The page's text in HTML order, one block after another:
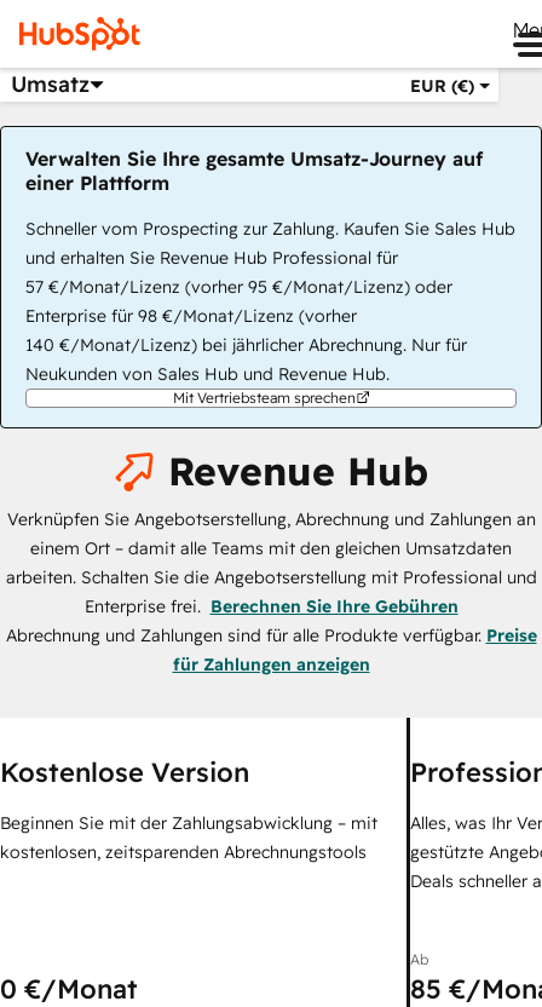
Umsatz EUR (€)
Verwalten Sie Ihre gesamte Umsatz-Journey auf
einer Plattform
Schneller vom Prospecting zur Zahlung. Kaufen Sie Sales Hub
und erhalten Sie Revenue Hub Professional für
57 €/Monat/Lizenz (vorher 95 €/Monat/Lizenz) oder
Enterprise für 98 €/Monat/Lizenz (vorher
140 €/Monat/Lizenz) bei jährlicher Abrechnung. Nur für
Neukunden von Sales Hub und Revenue Hub.
Mit Vertriebsteam sprechen
Revenue Hub
Verknüpfen Sie Angebotserstellung, Abrechnung und Zahlungen an
einem Ort – damit alle Teams mit den gleichen Umsatzdaten
arbeiten. Schalten Sie die Angebotserstellung mit Professional und
Enterprise frei. Berechnen Sie Ihre Gebühren
Abrechnung und Zahlungen sind für alle Produkte verfügbar. Preise
für Zahlungen anzeigen
Kostenlose Version
Beginnen Sie mit der Zahlungsabwicklung – mit
kostenlosen, zeitsparenden Abrechnungstools
0 €/Monat
Alles, was Ihr
gestützte
Deals schneller
Ab
85 €/